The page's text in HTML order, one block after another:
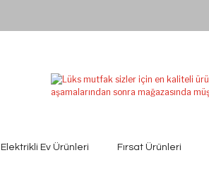
Elektrikli Ev Ürünleri Fırsat Ürünleri